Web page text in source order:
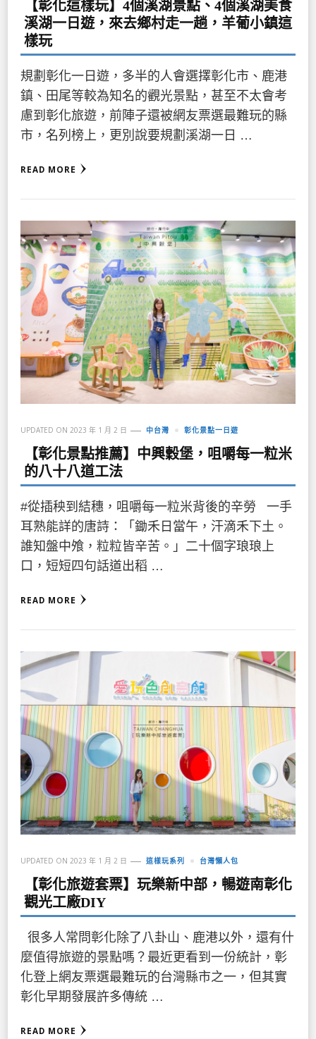
【彰化這樣玩】4個溪湖景點、4個溪湖美食
溪湖一日遊，來去鄉村走一趟，羊葡小鎮這
樣玩
規劃彰化一日遊，多半的人會選擇彰化市、鹿港
鎮、田尾等較為知名的觀光景點，甚至不太會考
慮到彰化旅遊，前陣子還被網友票選最難玩的縣
市，名列榜上，更別說要規劃溪湖一日 …
READ MORE
UPDATED ON 2023 年 1 月 2 日 中台灣 彰化景點一日遊
【彰化景點推薦】中興穀堡，咀嚼每一粒米
的八十八道工法
#從插秧到結穗，咀嚼每一粒米背後的辛勞 一手
耳熟能詳的唐詩：「鋤禾日當午，汗滴禾下土。
誰知盤中飧，粒粒皆辛苦。」二十個字琅琅上
口，短短四句話道出稻 …
READ MORE
UPDATED ON 2023 年 1 月 2 日 這樣玩系列 台灣懶人包
【彰化旅遊套票】玩樂新中部，暢遊南彰化
觀光工廠DIY
很多人常問彰化除了八卦山、鹿港以外，還有什
麼值得旅遊的景點嗎？最近更看到一份統計，彰
化登上網友票選最難玩的台灣縣市之一，但其實
彰化早期發展許多傳統 …
READ MORE